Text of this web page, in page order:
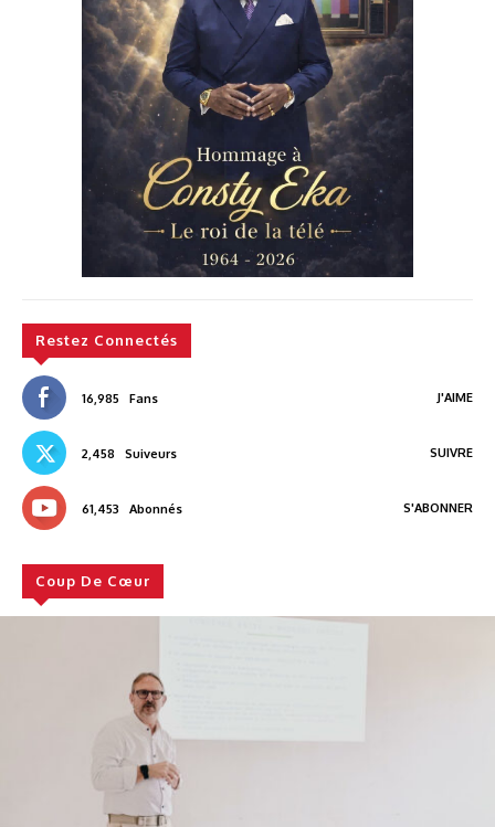
Restez Connectés
16,985 Fans J'AIME
2,458 Suiveurs SUIVRE
61,453 Abonnés S'ABONNER
Coup De Cœur